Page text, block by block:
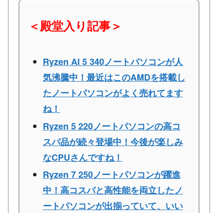
＜殿堂入り記事＞
Ryzen AI 5 340ノートパソコンが人
気沸騰中！最近はこのAMDを搭載し
たノートパソコンがよく売れてます
ね！
Ryzen 5 220ノートパソコンの高コ
スパ品が続々登場中！今後が楽しみ
なCPUさんですね！
Ryzen 7 250ノートパソコンが躍進
中！高コスパと高性能を両立したノ
ートパソコンが出揃っていて、いい